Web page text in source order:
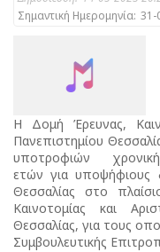
Σημαντική Ημερομηνία: 31-
Η Δομή Έρευνας,
Πανεπιστημίου
υποτροφιών
ετών για υποψήφιους
Θεσσαλίας στο
Καινοτομίας και
Θεσσαλίας, για τους
Συμβουλευτικής